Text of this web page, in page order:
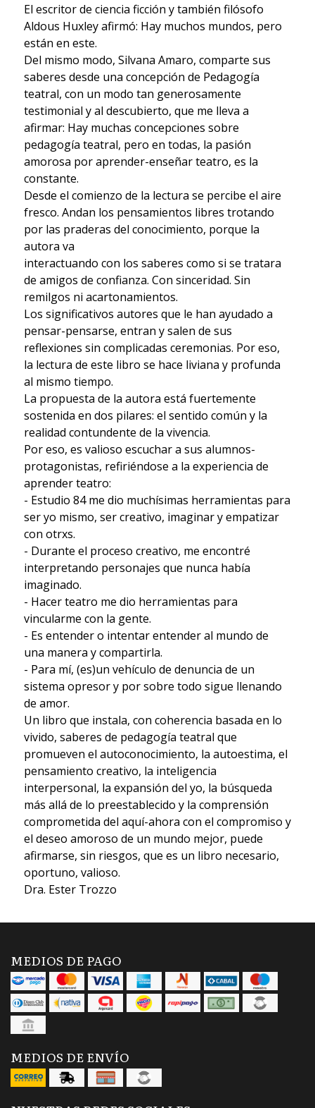
El escritor de ciencia ficción y también filósofo
Aldous Huxley afirmó: Hay muchos mundos, pero
están en este.
Del mismo modo, Silvana Amaro, comparte sus
saberes desde una concepción de Pedagogía
teatral, con un modo tan generosamente
testimonial y al descubierto, que me lleva a
afirmar: Hay muchas concepciones sobre
pedagogía teatral, pero en todas, la pasión
amorosa por aprender-enseñar teatro, es la
constante.
Desde el comienzo de la lectura se percibe el aire
fresco. Andan los pensamientos libres trotando
por las praderas del conocimiento, porque la
autora va
interactuando con los saberes como si se tratara
de amigos de confianza. Con sinceridad. Sin
remilgos ni acartonamientos.
Los significativos autores que le han ayudado a
pensar-pensarse, entran y salen de sus
reflexiones sin complicadas ceremonias. Por eso,
la lectura de este libro se hace liviana y profunda
al mismo tiempo.
La propuesta de la autora está fuertemente
sostenida en dos pilares: el sentido común y la
realidad contundente de la vivencia.
Por eso, es valioso escuchar a sus alumnos-
protagonistas, refiriéndose a la experiencia de
aprender teatro:
- Estudio 84 me dio muchísimas herramientas para
ser yo mismo, ser creativo, imaginar y empatizar
con otrxs.
- Durante el proceso creativo, me encontré
interpretando personajes que nunca había
imaginado.
- Hacer teatro me dio herramientas para
vincularme con la gente.
- Es entender o intentar entender al mundo de
una manera y compartirla.
- Para mí, (es)un vehículo de denuncia de un
sistema opresor y por sobre todo sigue llenando
de amor.
Un libro que instala, con coherencia basada en lo
vivido, saberes de pedagogía teatral que
promueven el autoconocimiento, la autoestima, el
pensamiento creativo, la inteligencia
interpersonal, la expansión del yo, la búsqueda
más allá de lo preestablecido y la comprensión
comprometida del aquí-ahora con el compromiso y
el deseo amoroso de un mundo mejor, puede
afirmarse, sin riesgos, que es un libro necesario,
oportuno, valioso.
Dra. Ester Trozzo
MEDIOS DE PAGO
MEDIOS DE ENVÍO